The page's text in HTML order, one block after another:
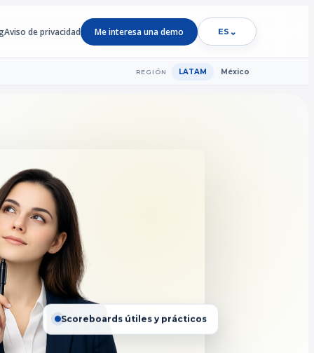
Aviso de privacidad Me interesa una demo ES ⌄
REGIÓN LATAM México
Scoreboards útiles y prácticos